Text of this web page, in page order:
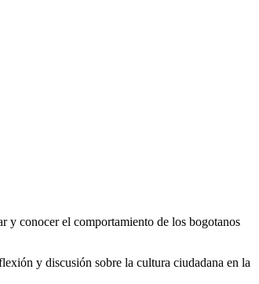
y conocer el comportamiento de los bogotanos
y discusión sobre la cultura ciudadana en la